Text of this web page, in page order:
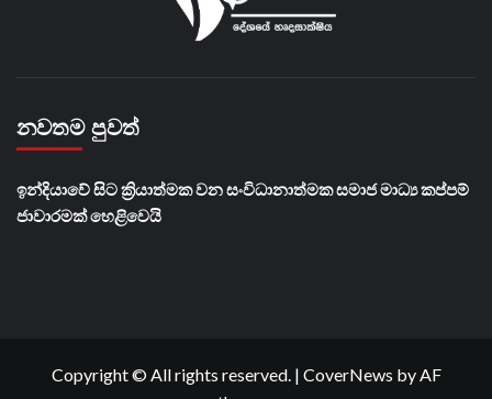
නවතම පුවත්
​ඉන්දියාවේ සිට ක්‍රියාත්මක වන සංවිධානාත්මක සමාජ මාධ්‍ය කප්පම්
ජාවාරමක් හෙළිවෙයි
Copyright © All rights reserved. | CoverNews by AF